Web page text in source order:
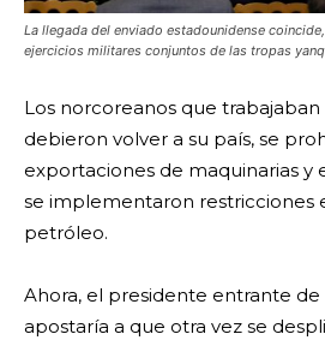
La llegada del enviado estadounidense
ejercicios militares conjuntos de las tropas
Los norcoreanos que
debieron volver a su país, se
exportaciones de maquinarias y
se implementaron restricciones
petróleo.
Ahora, el presidente entrante de
apostaría a que otra vez se